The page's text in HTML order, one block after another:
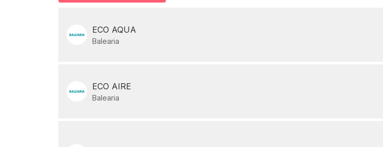
ECO AQUA
Balearia
ECO AIRE
Balearia